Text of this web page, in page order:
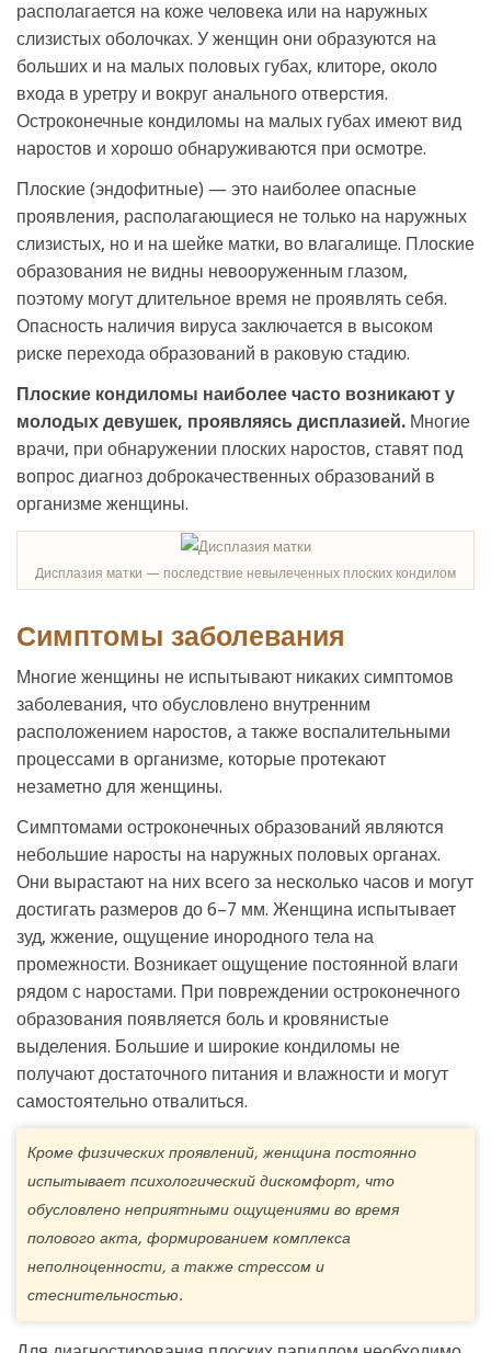
располагается на коже человека или на наружных
слизистых оболочках. У женщин они образуются на
больших и на малых половых губах, клиторе, около
входа в уретру и вокруг анального отверстия.
Остроконечные кондиломы на малых губах имеют вид
наростов и хорошо обнаруживаются при осмотре.
Плоские (эндофитные) — это наиболее опасные
проявления, располагающиеся не только на наружных
слизистых, но и на шейке матки, во влагалище. Плоские
образования не видны невооруженным глазом,
поэтому могут длительное время не проявлять себя.
Опасность наличия вируса заключается в высоком
риске перехода образований в раковую стадию.
Плоские кондиломы наиболее часто возникают у
молодых девушек, проявляясь дисплазией. Многие
врачи, при обнаружении плоских наростов, ставят под
вопрос диагноз доброкачественных образований в
организме женщины.
Дисплазия матки — последствие невылеченных плоских кондилом
Симптомы заболевания
Многие женщины не испытывают никаких симптомов
заболевания, что обусловлено внутренним
расположением наростов, а также воспалительными
процессами в организме, которые протекают
незаметно для женщины.
Симптомами остроконечных образований являются
небольшие наросты на наружных половых органах.
Они вырастают на них всего за несколько часов и могут
достигать размеров до 6–7 мм. Женщина испытывает
зуд, жжение, ощущение инородного тела на
промежности. Возникает ощущение постоянной влаги
рядом с наростами. При повреждении остроконечного
образования появляется боль и кровянистые
выделения. Большие и широкие кондиломы не
получают достаточного питания и влажности и могут
самостоятельно отвалиться.
Кроме физических проявлений, женщина постоянно
испытывает психологический дискомфорт, что
обусловлено неприятными ощущениями во время
полового акта, формированием комплекса
неполноценности, а также стрессом и
стеснительностью.